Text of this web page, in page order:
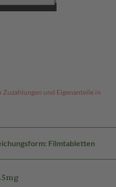
Zuzahlungen und Eigenanteile in
Filmtabletten